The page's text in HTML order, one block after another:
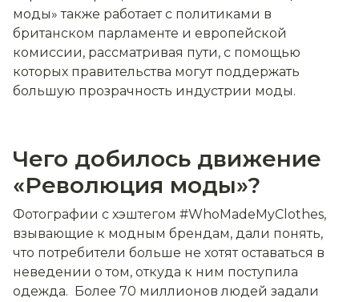
моды» также работает с политиками в
британском парламенте и европейской
комиссии, рассматривая пути, с помощью
которых правительства могут поддержать
большую прозрачность индустрии моды.
Чего добилось движение
«Революция моды»?
Фотографии с хэштегом #WhoMadeMyClothes,
взывающие к модным брендам, дали понять,
что потребители больше не хотят оставаться в
неведении о том, откуда к ним поступила
одежда. Более 70 миллионов людей задали